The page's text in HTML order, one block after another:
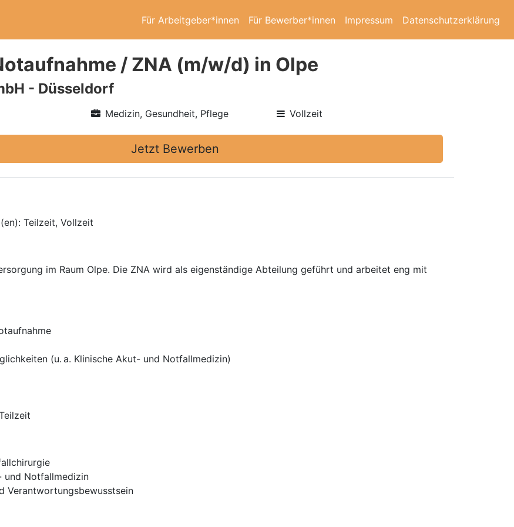
Für Arbeitgeber*innen Für Bewerber*innen Impressum Datenschutzerklärung
/ ZNA (m/w/d) in Olpe
- Düsseldorf
Medizin, Gesundheit, Pflege Vollzeit
Jetzt Bewerben
Teilzeit, Vollzeit
im Raum Olpe. Die ZNA wird als eigenständige Abteilung geführt und arbeitet eng mit
(u. a. Klinische Akut- und Notfallmedizin)
und Notfallmedizin
Verantwortungsbewusstsein